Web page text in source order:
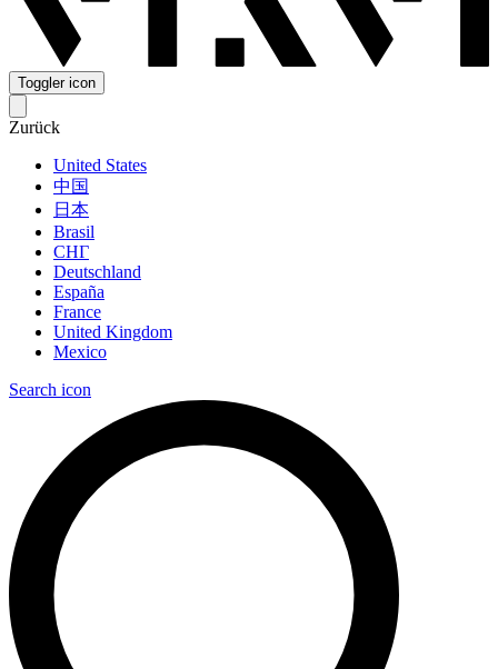
Toggler icon
Zurück
United States
中国
日本
Brasil
СНГ
Deutschland
España
France
United Kingdom
Mexico
Search icon